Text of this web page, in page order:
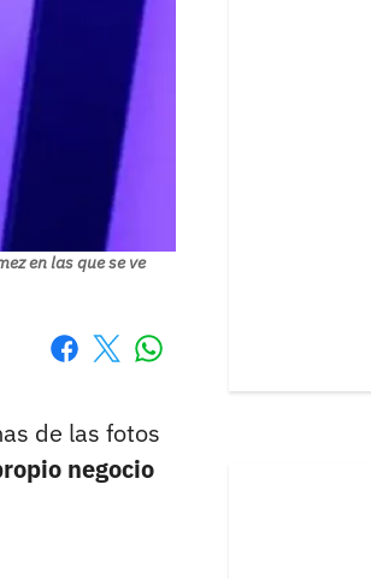
en las que se ve
de las fotos
negocio